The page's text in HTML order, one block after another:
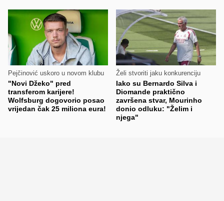
Pejčinović uskoro u novom klubu
"Novi Džeko" pred
transferom karijere!
Wolfsburg dogovorio posao
vrijedan čak 25 miliona eura!
Želi stvoriti jaku konkurenciju
Iako su Bernardo Silva i
Diomande praktično
završena stvar, Mourinho
donio odluku: "Želim i
njega"